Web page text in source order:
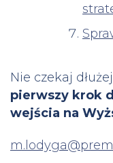
Nie czekaj
pierwszy krok
wejścia na